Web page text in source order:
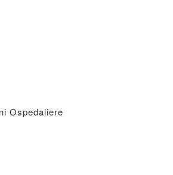
Ospedaliere